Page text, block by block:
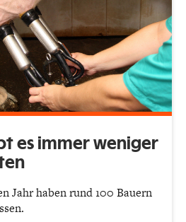
es immer weniger
Jahr haben rund 100 Bauern